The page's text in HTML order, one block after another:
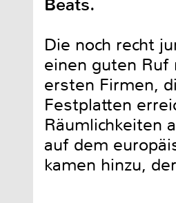
Die noch recht
einen guten Ruf
ersten Firmen,
Festplatten
Räumlichkeiten
auf dem
kamen hinzu,